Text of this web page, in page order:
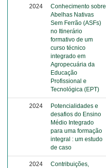
2024
Conhecimento sobre
Abelhas Nativas
Sem Ferrão (ASFs)
no Itinerário
formativo de um
curso técnico
integrado em
Agropecuária da
Educação
Profissional e
Tecnológica (EPT)
2024
Potencialidades e
desafios do Ensino
Médio Integrado
para uma formação
integral : um estudo
de caso
2024
Contribuições,